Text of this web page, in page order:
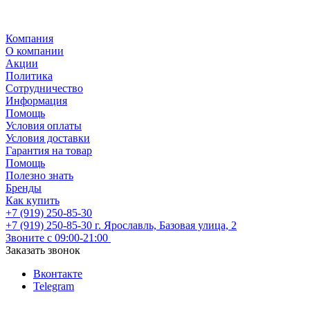
Компания
О компании
Акции
Политика
Сотрудничество
Информация
Помощь
Условия оплаты
Условия доставки
Гарантия на товар
Помощь
Полезно знать
Бренды
Как купить
+7 (919) 250-85-30
+7 (919) 250-85-30 г. Ярославль, Базовая улица, 2
Звоните с 09:00-21:00
Заказать звонок
Вконтакте
Telegram